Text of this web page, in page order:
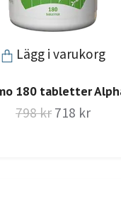
Lägg i varukorg
180 tabletter
798 kr 718 kr